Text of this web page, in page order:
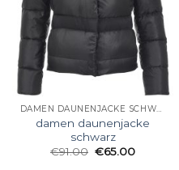
DAMEN DAUNENJACKE SCHWARZ
damen daunenjacke
schwarz
€91.00 €65.00